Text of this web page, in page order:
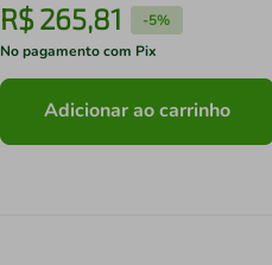
R$ 265,81 -5%
No pagamento com Pix
Adicionar ao carrinho